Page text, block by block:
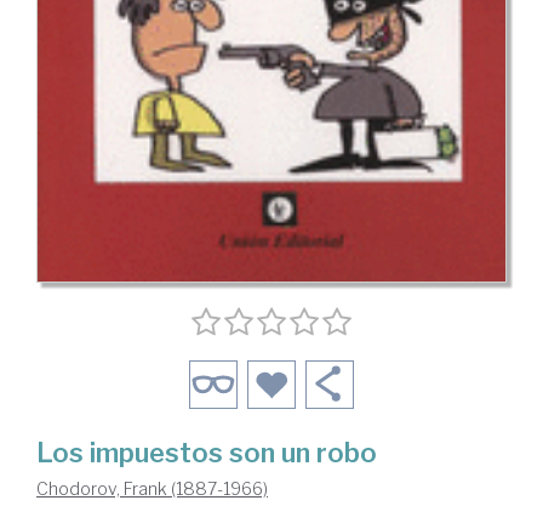
Los impuestos son un robo
Chodorov, Frank (1887-1966)